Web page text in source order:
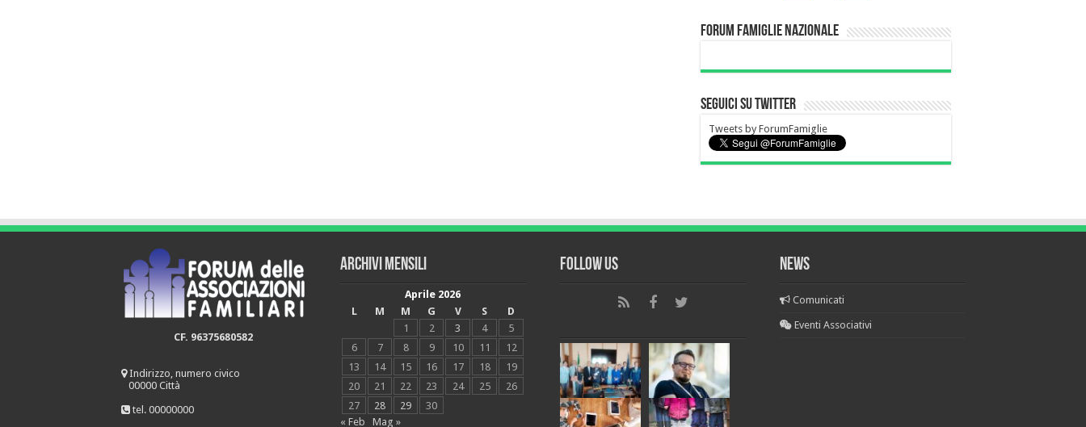
Forum Famiglie Nazionale
Seguici su Twitter
Tweets by ForumFamiglie
CF. 96375680582
Indirizzo, numero civico
00000 Città
tel. 00000000
Archivi mensili
Aprile 2026
L
M M G V S
D
1
2 3 4
5
6
7 8 9 10 11
12
13
14 15 16 17 18
19
20
21 22 23 24 25
26
27
28 29
30
« Feb
Mag »
Follow Us News
Comunicati
Eventi Associativi